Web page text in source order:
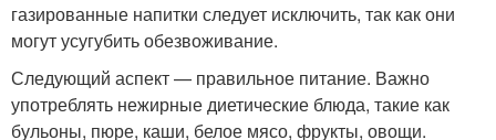
газированные напитки следует исключить, так как они
могут усугубить обезвоживание.
Следующий аспект — правильное питание. Важно
употреблять нежирные диетические блюда, такие как
бульоны, пюре, каши, белое мясо, фрукты, овощи.